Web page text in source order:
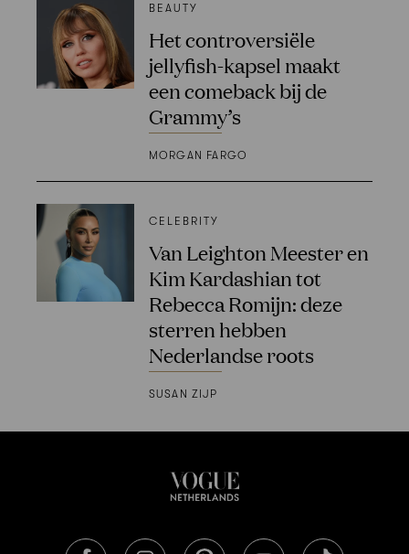
BEAUTY
Het controversiële
jellyfish-kapsel maakt
een comeback bij de
Grammy’s
MORGAN FARGO
CELEBRITY
Van Leighton Meester en
Kim Kardashian tot
Rebecca Romijn: deze
sterren hebben
Nederlandse roots
SUSAN ZIJP